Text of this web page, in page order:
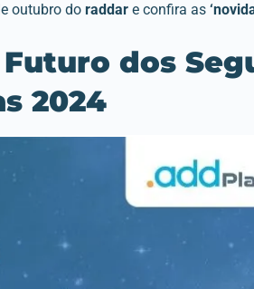
outubro do raddar e confira as
Futuro dos
2024